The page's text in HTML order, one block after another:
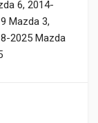
6, 2014-
Mazda 3,
2025 Mazda